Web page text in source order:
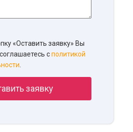
«Оставить заявку» Вы
сполитикой